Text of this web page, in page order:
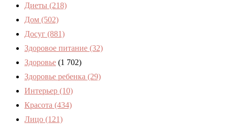
Диеты (218)
Дом (502)
Досуг (881)
Здоровое питание (32)
Здоровье (1 702)
Здоровье ребенка (29)
Интерьер (10)
Красота (434)
Лицо (121)